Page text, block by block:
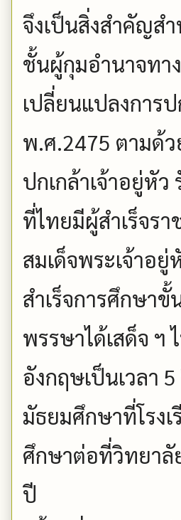
จึงเป็นสิ่งสำคัญส
ชั้นผู้กุมอำนาจทา
เปลี่ยนแปลงการ
พ.ศ.2475 ตามด้
ปกเกล้าเจ้าอยู่หั
ที่ไทยมีผู้สำเร็จร
สมเด็จพระเจ้าอ
สำเร็จการศึกษา
พรรษาได้เสด็จ ฯ
อังกฤษเป็นเวลา
มัธยมศึกษาที่โรง
ศึกษาต่อที่วิทยาลั
ปี